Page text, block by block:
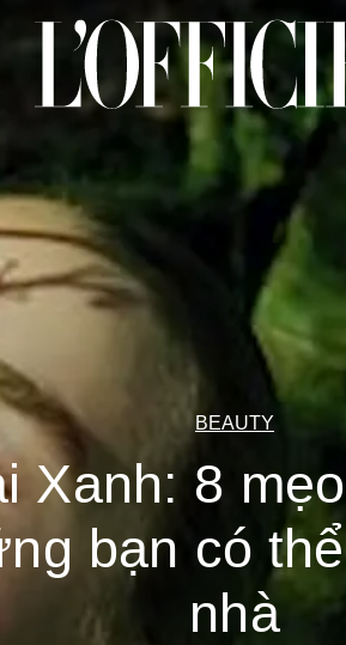
BEAUTY
Xanh: 8
bạn có
nhà